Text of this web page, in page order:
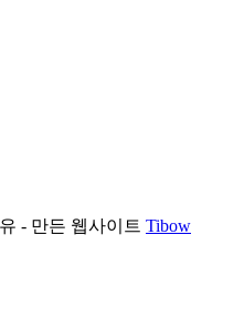
- 만든 웹사이트 Tibow